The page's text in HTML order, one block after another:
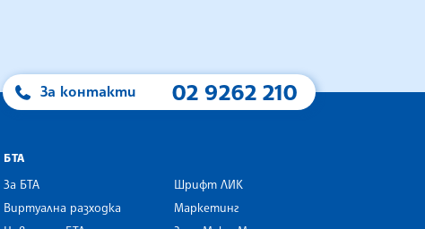
За контакти 02 9262 210
БТА
За БТА
Виртуална разходка
Шрифт ЛИК
Маркетинг